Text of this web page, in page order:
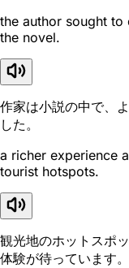
the author sought
the novel.
作家は小説の中で、
した。
a richer experience
tourist hotspots.
観光地のホットスポ
体験が待っています。